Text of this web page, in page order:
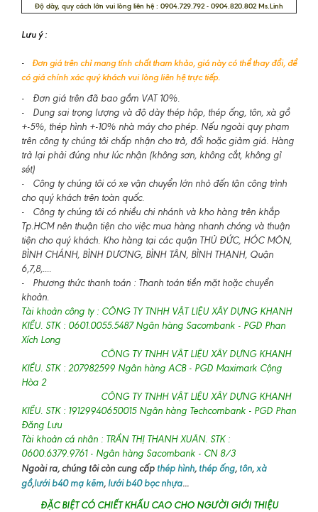
Độ dày, quy cách lớn vui lòng liên hệ : 0904.729.792 - 0904.820.802 Ms.Linh
Lưu ý :
-
Đơn giá trên chỉ mang tính chất tham khảo, giá này có thể thay đổi, để
có giá chính xác quý khách vui lòng liên hệ trực tiếp.
- Đơn giá trên đã bao gồm VAT 10%.
- Dung sai trọng lượng và độ dày thép hộp, thép ống, tôn, xà gồ
+-5%, thép hình +-10% nhà máy cho phép. Nếu ngoài quy phạm
trên công ty chúng tôi chấp nhận cho trả, đổi hoặc giảm giá. Hàng
trả lại phải đúng như lúc nhận (không sơn, không cắt, không gỉ
sét)
- Công ty chúng tôi có xe vận chuyển lớn nhỏ đến tận công trình
cho quý khách trên toàn quốc.
- Công ty chúng tôi có nhiều chi nhánh và kho hàng trên khắp
Tp.HCM nên thuận tiện cho việc mua hàng nhanh chóng và thuận
tiện cho quý khách. Kho hàng tại các quận THỦ ĐỨC, HÓC MÔN,
BÌNH CHÁNH, BÌNH DƯƠNG, BÌNH TÂN, BÌNH THẠNH, Quận
6,7,8,....
- Phương thức thanh toán : Thanh toán tiền mặt hoặc chuyển
khoản.
Tài khoản công ty : CÔNG TY TNHH VẬT LIỆU XÂY DỰNG KHANH
KIỀU. STK : 0601.0055.5487 Ngân hàng Sacombank - PGD Phan
Xích Long
CÔNG TY TNHH VẬT LIỆU XÂY DỰNG KHANH
KIỀU. STK : 207982599 Ngân hàng ACB - PGD Maximark Cộng
Hòa 2
CÔNG TY TNHH VẬT LIỆU XÂY DỰNG KHANH
KIỀU. STK : 19129940650015 Ngân hàng Techcombank - PGD Phan
Đăng Lưu
Tài khoản cá nhân : TRẦN THỊ THANH XUÂN. STK :
0600.6379.9761 - Ngân hàng Sacombank - CN 8/3
Ngoài ra, chúng tôi còn cung cấp thép hình, thép ống, tôn, xà
gồ,lưới b40 mạ kẽm, lưới b40 bọc nhựa...
ĐẶC BIỆT CÓ CHIẾT KHẤU CAO CHO NGƯỜI GIỚI THIỆU